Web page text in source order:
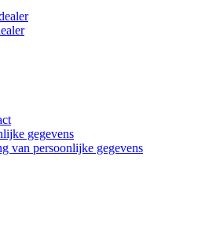
gegevens
van persoonlijke gegevens